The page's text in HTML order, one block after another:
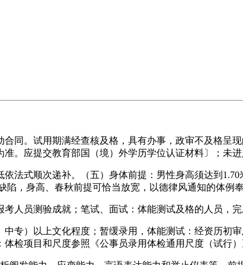
。试用期满经查核及格，具有办事，政审不及格呈现
。应提交教育部国（境）外学历学位认证材料〕；未
式顺次递补。（五）身体前提：男性身高须达到1.70
，身高、春秋前提可恰当放宽，以德律风通知的体例
员测验成就；笔试、面试：体能测试及格的人员，完
）以上文化程度；暂缓录用，体能测试：经资历初
检项目和尺度参照《公事员录用体检通用尺度（试行）